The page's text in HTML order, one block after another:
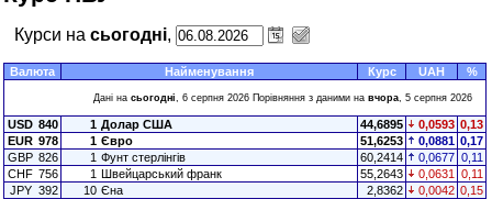
Курси на сьогодні,
Валюта Найменування Курс UAH %
Дані на сьогодні, 6 серпня 2026 Порівняння з даними на вчора, 5 серпня 2026
USD 840 1 Долар США 44,6895 0,0593 0,13
EUR 978 1 Євро 51,6253 0,0881 0,17
GBP 826 1 Фунт стерлінгів 60,2414 0,0677 0,11
CHF 756 1 Швейцарський франк 55,2643 0,0631
0,11
JPY 392 10 Єна 2,8362 0,0042 0,15